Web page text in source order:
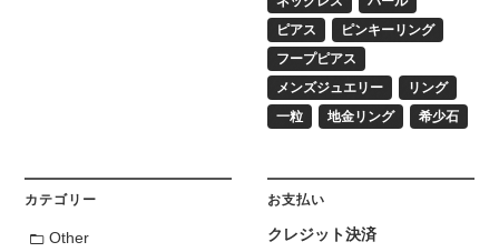
ピアス
ピンキーリング
フープピアス
メンズジュエリー
リング
一粒
地金リング 希少石
カテゴリー
Other
お支払い
クレジット決済